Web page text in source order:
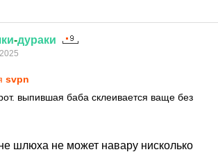
-дураки
svpn
выпившая баба склеивается ваще без
шлюха не может навару нисколько